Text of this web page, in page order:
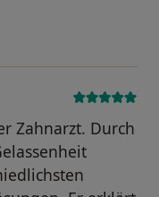
Zahnarzt. Durch